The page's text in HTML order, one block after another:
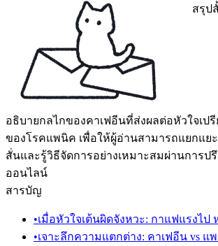
สรุป
อธิบายกลไกของคาเฟอีนที่ส่งผลต่อหัวใจเป
ของโรคแพนิค เพื่อให้ผู้อ่านสามารถแยกแย
สั่นและรู้วิธีจัดการอย่างเหมาะสมผ่านการป
ออนไลน์
สารบัญ
•เมื่อหัวใจเต้นผิดจังหวะ: กาแฟแรงไป
•เจาะลึกความแตกต่าง: คาเฟอีน vs แ